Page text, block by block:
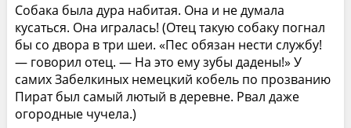
Собака была дура набитая. Она и не думала
кусаться. Она игралась! (Отец такую собаку погнал
бы со двора в три шеи. «Пес обязан нести службу!
— говорил отец. — На это ему зубы дадены!» У
самих Забелкиных немецкий кобель по прозванию
Пират был самый лютый в деревне. Рвал даже
огородные чучела.)